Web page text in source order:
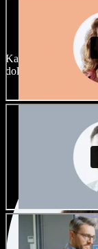
Široký
Každý projekt môže
dolaďte si ich podľa